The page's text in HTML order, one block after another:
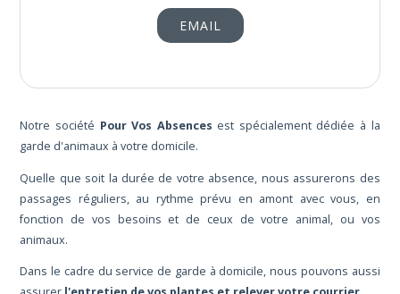
EMAIL
Notre société Pour Vos Absences est spécialement dédiée à la
garde d'animaux à votre domicile.
Quelle que soit la durée de votre absence, nous assurerons des
passages réguliers, au rythme prévu en amont avec vous, en
fonction de vos besoins et de ceux de votre animal, ou vos
animaux.
Dans le cadre du service de garde à domicile, nous pouvons aussi